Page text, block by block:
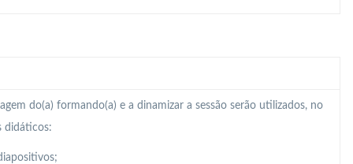
do(a) formando(a) e a dinamizar a sessão serão utilizados, no
didáticos: